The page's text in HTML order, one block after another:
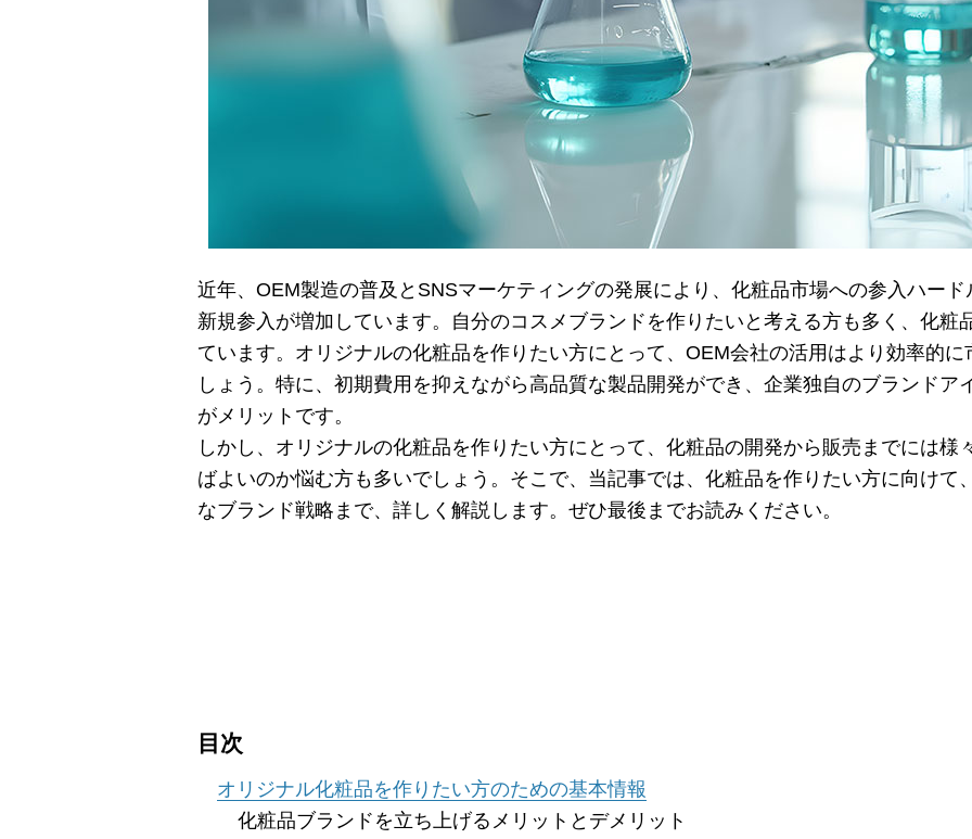
近年、OEM製造の普及とSNSマーケティングの発展により、化粧品市場への参入ハー
新規参入が増加しています。自分のコスメブランドを作りたいと考える方も多く、化粧
ています。オリジナルの化粧品を作りたい方にとって、OEM会社の活用はより効率的
しょう。特に、初期費用を抑えながら高品質な製品開発ができ、企業独自のブランドア
がメリットです。
しかし、オリジナルの化粧品を作りたい方にとって、化粧品の開発から販売までには様
ばよいのか悩む方も多いでしょう。そこで、当記事では、化粧品を作りたい方に向けて
なブランド戦略まで、詳しく解説します。ぜひ最後までお読みください。
目次
オリジナル化粧品を作りたい方のための基本情報
化粧品ブランドを立ち上げるメリットとデメリット